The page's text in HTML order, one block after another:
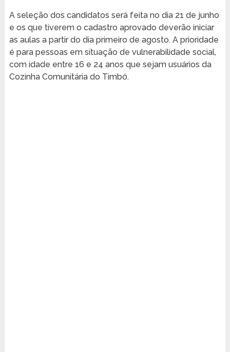
A seleção dos candidatos será feita no dia 21 de junho
e os que tiverem o cadastro aprovado deverão iniciar
as aulas a partir do dia primeiro de agosto. A prioridade
é para pessoas em situação de vulnerabilidade social,
com idade entre 16 e 24 anos que sejam usuários da
Cozinha Comunitária do Timbó.